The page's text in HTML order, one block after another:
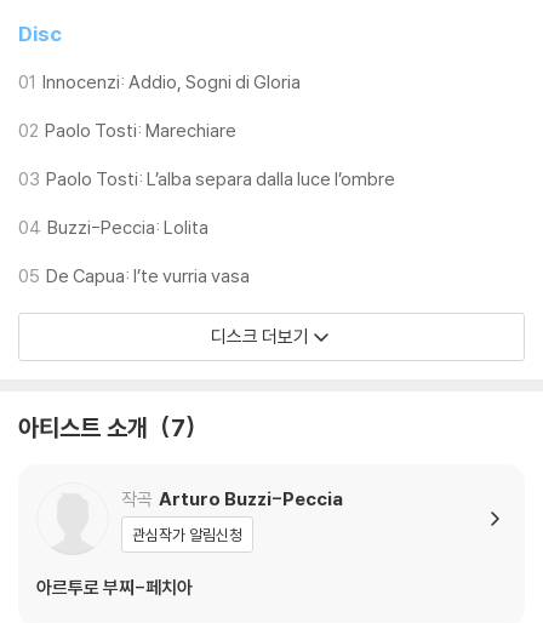
Disc
01 Innocenzi: Addio, Sogni di Gloria
02 Paolo Tosti: Marechiare
03 Paolo Tosti: L’alba separa dalla luce l’ombre
04 Buzzi-Peccia: Lolita
05 De Capua: I’te vurria vasa
디스크 더보기
아티스트 소개 7
작곡 Arturo Buzzi-Peccia
관심작가 알림신청
아르투로 부찌-페치아